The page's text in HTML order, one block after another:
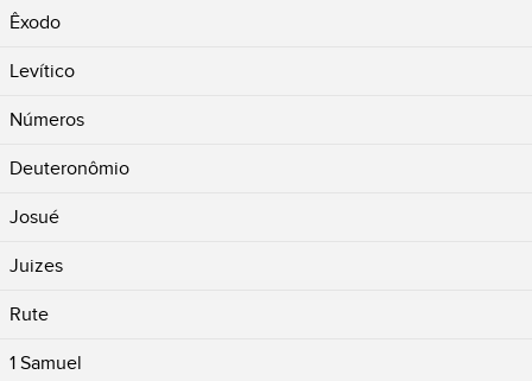
Êxodo
Levítico
Números
Deuteronômio
Josué
Juizes
Rute
1 Samuel